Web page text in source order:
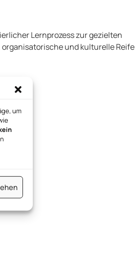
um
Lernprozess zur gezielten
organisatorische und kulturelle